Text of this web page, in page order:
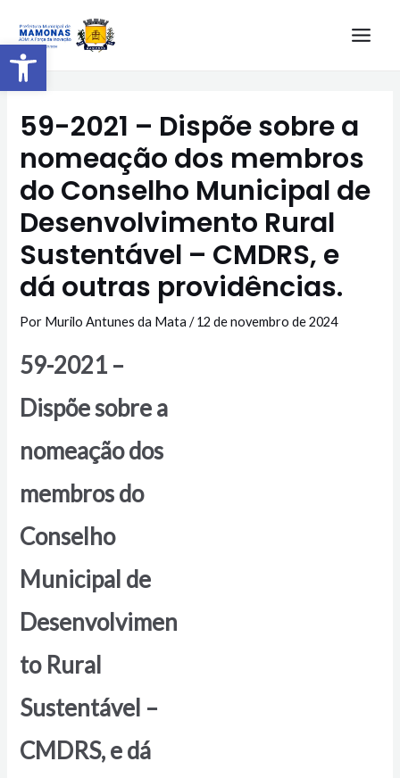
Barra de Ferramentas Aberta
59-2021 – Dispõe sobre a
nomeação dos membros
do Conselho Municipal de
Desenvolvimento Rural
Sustentável – CMDRS, e
dá outras providências.
Por Murilo Antunes da Mata/12 de novembro de 2024
59-2021 –
Dispõe sobre a
nomeação dos
membros do
Conselho
Municipal de
Desenvolvimen
to Rural
Sustentável –
CMDRS, e dá